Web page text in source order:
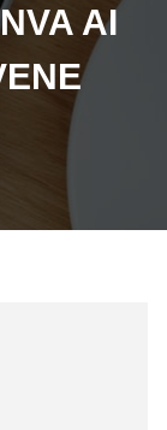
AI